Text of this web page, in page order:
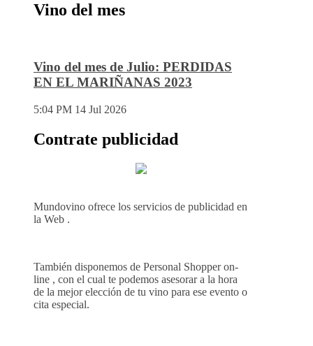
Vino del mes
Vino del mes de Julio: PERDIDAS
EN EL MARIÑANAS 2023
5:04 PM 14 Jul 2026
Contrate publicidad
Mundovino ofrece los servicios de publicidad en
la Web .
También disponemos de Personal Shopper on-
line , con el cual te podemos asesorar a la hora
de la mejor elección de tu vino para ese evento o
cita especial.